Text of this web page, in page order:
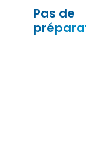
Pas de